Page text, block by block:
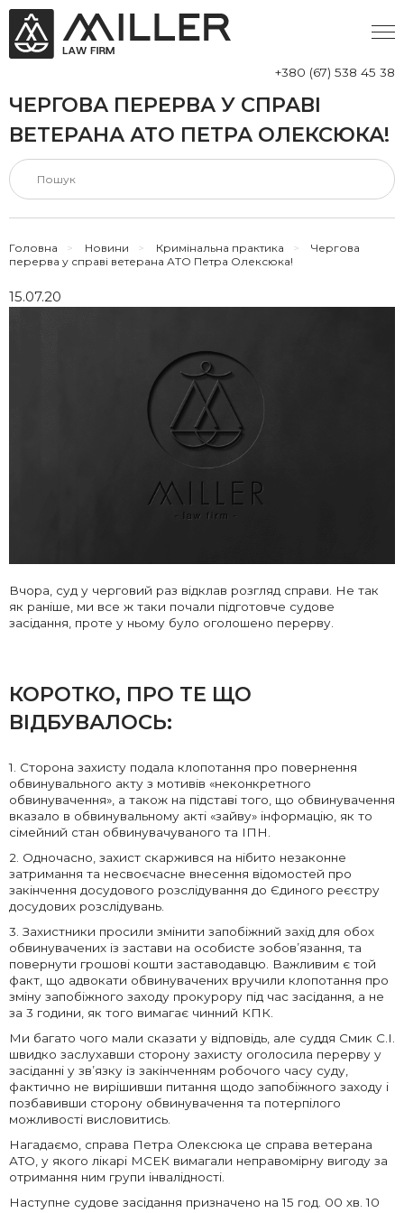
+380 (67) 538 45 38
ЧЕРГОВА ПЕРЕРВА У СПРАВІ
ВЕТЕРАНА АТО ПЕТРА ОЛЕКСЮКА!
Головна > Новини > Кримінальна практика >
Чергова
перерва у справі ветерана АТО Петра Олексюка!
15.07.20
Вчора, суд у черговий раз відклав розгляд справи. Не так
як раніше, ми все ж таки почали підготовче судове
засідання, проте у ньому було оголошено перерву.
КОРОТКО, ПРО ТЕ ЩО
ВІДБУВАЛОСЬ:
1. Сторона захисту подала клопотання про повернення
обвинувального акту з мотивів «неконкретного
обвинувачення», а також на підставі того, що обвинувачення
вказало в обвинувальному акті «зайву» інформацію, як то
сімейний стан обвинувачуваного та ІПН.
2. Одночасно, захист скаржився на нібито незаконне
затримання та несвоєчасне внесення відомостей про
закінчення досудового розслідування до Єдиного реєстру
досудових розслідувань.
3. Захистники просили змінити запобіжний захід для обох
обвинувачених із застави на особисте зобов’язання, та
повернути грошові кошти заставодавцю. Важливим є той
факт, що адвокати обвинувачених вручили клопотання про
зміну запобіжного заходу прокурору під час засідання, а не
за 3 години, як того вимагає чинний КПК.
Ми багато чого мали сказати у відповідь, але суддя Смик С.І.
швидко заслухавши сторону захисту оголосила перерву у
засіданні у зв’язку із закінченням робочого часу суду,
фактично не вирішивши питання щодо запобіжного заходу і
позбавивши сторону обвинувачення та потерпілого
можливості висловитись.
Нагадаємо, справа Петра Олексюка це справа ветерана
АТО, у якого лікарі МСЕК вимагали неправомірну вигоду за
отримання ним групи інвалідності.
Наступне судове засідання призначено на 15 год. 00 хв. 10